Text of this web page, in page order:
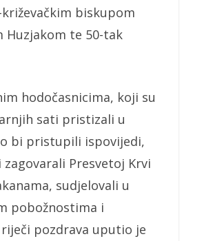
biskupom
Huzjakom te 50-tak
hodočasnicima, koji su
sati pristizali u
bi pristupili ispovijedi,
Presvetoj Krvi
sudjelovali u
pobožnostima i
pozdrava uputio je